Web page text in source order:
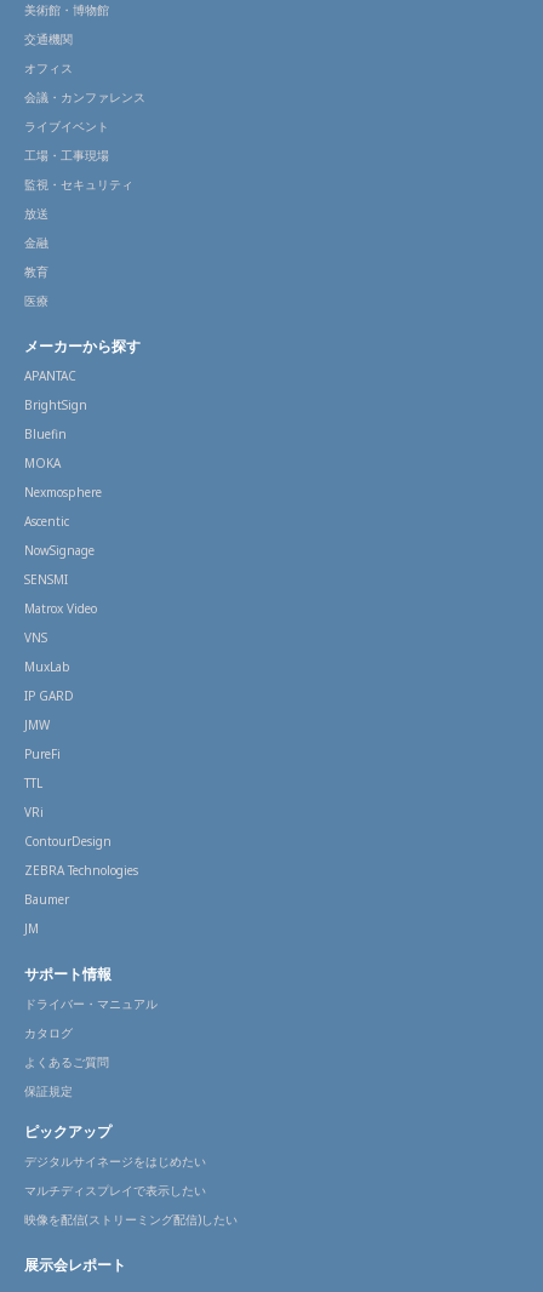
美術館・博物館
交通機関
オフィス
会議・カンファレンス
ライブイベント
工場・工事現場
監視・セキュリティ
放送
金融
教育
医療
メーカーから探す
APANTAC
BrightSign
Bluefin
MOKA
Nexmosphere
Ascentic
NowSignage
SENSMI
Matrox Video
VNS
MuxLab
IP GARD
JMW
PureFi
TTL
VRi
ContourDesign
ZEBRA Technologies
Baumer
JM
サポート情報
ドライバー・マニュアル
カタログ
よくあるご質問
保証規定
ピックアップ
デジタルサイネージをはじめたい
マルチディスプレイで表示したい
映像を配信(ストリーミング配信)したい
展示会レポート